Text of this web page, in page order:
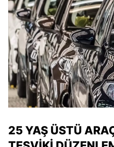
25 YAŞ ÜSTÜ